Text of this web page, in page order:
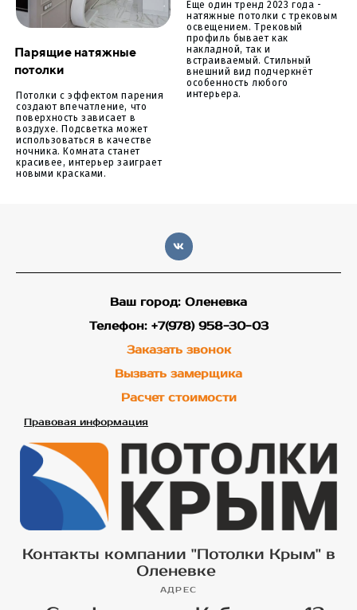
Парящие натяжные
потолки
Потолки с эффектом парения
создают впечатление, что
поверхность зависает в
воздухе. Подсветка может
использоваться в качестве
ночника. Комната станет
красивее, интерьер заиграет
новыми красками.
Еще один тренд 2023 года -
натяжные потолки с трековым
освещением. Трековый
профиль бывает как
накладной, так и
встраиваемый. Стильный
внешний вид подчеркнёт
особенность любого
интерьера.
Ваш город: Оленевка
Телефон: +7(978) 958-30-03
Заказать звонок
Вызвать замерщика
Расчет стоимости
Правовая информация
Контакты компании "Потолки Крым" в
Оленевке
АДРЕС